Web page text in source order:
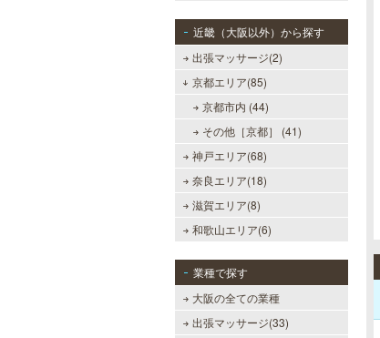
近畿（大阪以外）から探す
出張マッサージ(2)
京都エリア(85)
京都市内 (44)
その他［京都］ (41)
神戸エリア(68)
奈良エリア(18)
滋賀エリア(8)
和歌山エリア(6)
業種で探す
大阪の全ての業種
出張マッサージ(33)